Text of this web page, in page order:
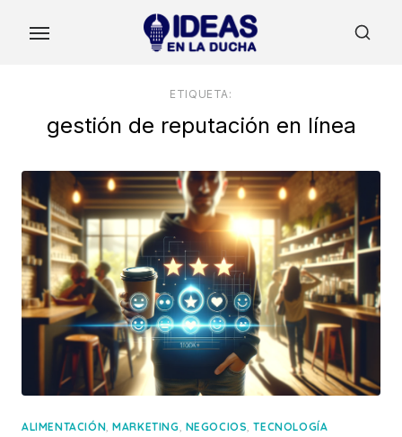
ETIQUETA:
gestión de reputación en línea
ALIMENTACIÓN,MARKETING, NEGOCIOS,TECNOLOGÍA